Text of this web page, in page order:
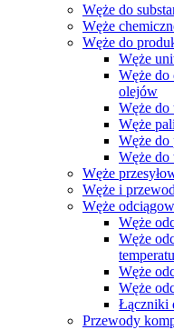
Węże do
Węże
Węże do
Węże
Węże
olejów
Węże do
Węże
Węże do
Węże
Węże
Węże i
Węże
Węże
Węże
Węże
Węże
Łączniki
Przewody